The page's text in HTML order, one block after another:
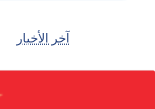
آخر الأخبار